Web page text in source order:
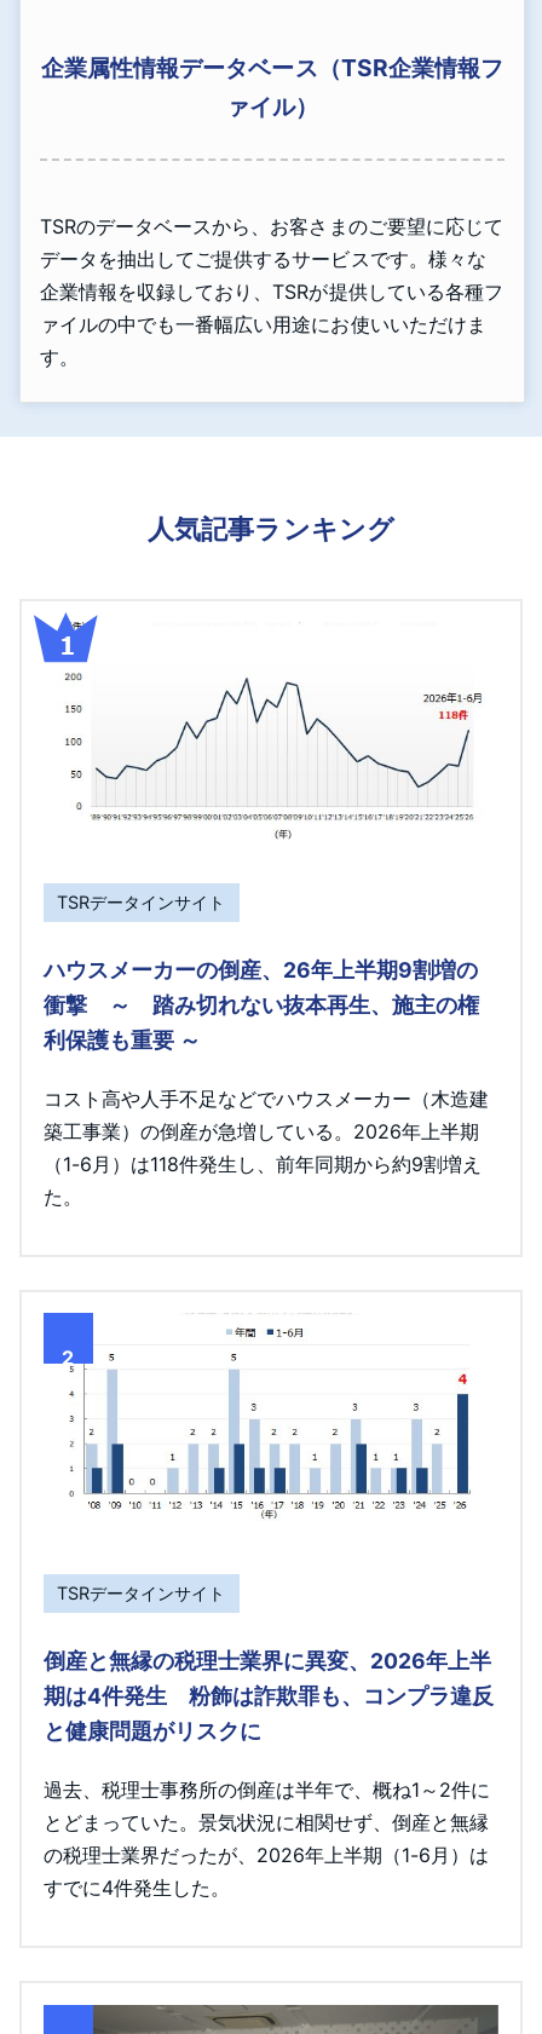
企業属性情報データベース（TSR企業情報フ
ァイル）
TSRのデータベースから、お客さまのご要望に応じて
データを抽出してご提供するサービスです。様々な
企業情報を収録しており、TSRが提供している各種フ
ァイルの中でも一番幅広い用途にお使いいただけま
す。
人気記事ランキング
TSRデータインサイト
ハウスメーカーの倒産、26年上半期9割増の
衝撃 ～ 踏み切れない抜本再生、施主の権
利保護も重要 ～
コスト高や人手不足などでハウスメーカー（木造建
築工事業）の倒産が急増している。2026年上半期
（1-6月）は118件発生し、前年同期から約9割増え
た。
2
TSRデータインサイト
倒産と無縁の税理士業界に異変、2026年上半
期は4件発生 粉飾は詐欺罪も、コンプラ違反
と健康問題がリスクに
過去、税理士事務所の倒産は半年で、概ね1～2件に
とどまっていた。景気状況に相関せず、倒産と無縁
の税理士業界だったが、2026年上半期（1-6月）は
すでに4件発生した。